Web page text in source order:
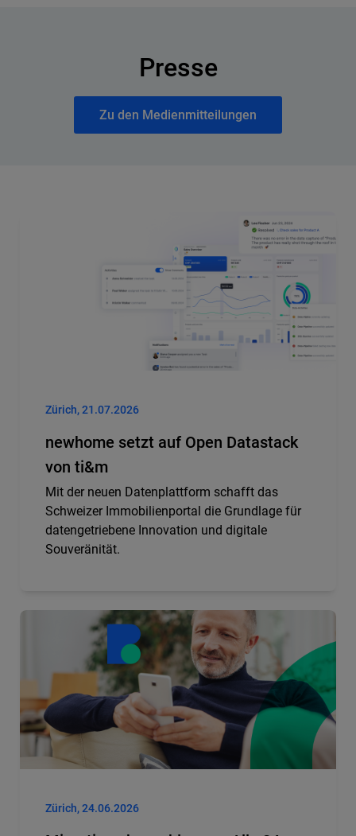
Presse
Zu den Medienmitteilungen
Zürich, 21.07.2026
newhome setzt auf Open Datastack
von ti&m
Mit der neuen Datenplattform schafft das
Schweizer Immobilienportal die Grundlage für
datengetriebene Innovation und digitale
Souveränität.
Zürich, 24.06.2026